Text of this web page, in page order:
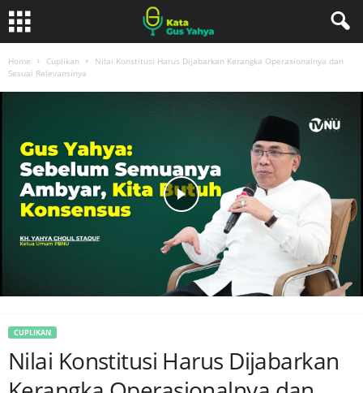
Home Cuplikan
Nilai Konstitusi Harus Dijabarkan Kerangka Operasionalnya dan
Sesuai Relevansinya
CUPLIKAN
Nilai Konstitusi Harus Dijabarkan